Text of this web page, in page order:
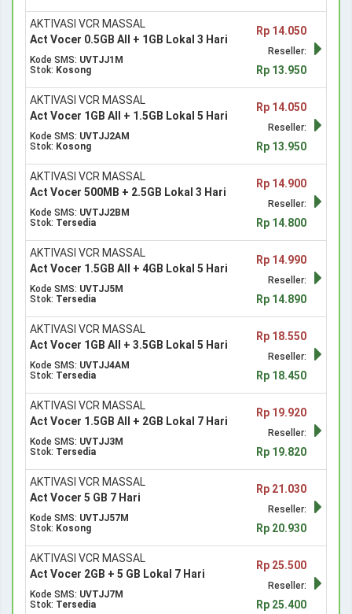
AKTIVASI VCR MASSAL
Act Vocer 0.5GB All + 1GB Lokal 3 Hari
Kode SMS: UVTJJ1M
Stok: Kosong
Rp 14.050
Reseller:
Rp 13.950
AKTIVASI VCR MASSAL
Act Vocer 1GB All + 1.5GB Lokal 5 Hari
Kode SMS: UVTJJ2AM
Stok: Kosong
Rp 14.050
Reseller:
Rp 13.950
AKTIVASI VCR MASSAL
Act Vocer 500MB + 2.5GB Lokal 3 Hari
Kode SMS: UVTJJ2BM
Stok: Tersedia
Rp 14.900
Reseller:
Rp 14.800
AKTIVASI VCR MASSAL
Act Vocer 1.5GB All + 4GB Lokal 5 Hari
Kode SMS: UVTJJ5M
Stok: Tersedia
Rp 14.990
Reseller:
Rp 14.890
AKTIVASI VCR MASSAL
Act Vocer 1GB All + 3.5GB Lokal 5 Hari
Kode SMS: UVTJJ4AM
Stok: Tersedia
Rp 18.550
Reseller:
Rp 18.450
AKTIVASI VCR MASSAL
Act Vocer 1.5GB All + 2GB Lokal 7 Hari
Kode SMS: UVTJJ3M
Stok: Tersedia
Rp 19.920
Reseller:
Rp 19.820
AKTIVASI VCR MASSAL
Act Vocer 5 GB 7 Hari
Kode SMS: UVTJJ57M
Stok: Kosong
Rp 21.030
Reseller:
Rp 20.930
AKTIVASI VCR MASSAL
Act Vocer 2GB + 5 GB Lokal 7 Hari
Kode SMS: UVTJJ7M
Stok: Tersedia
Rp 25.500
Reseller:
Rp 25.400